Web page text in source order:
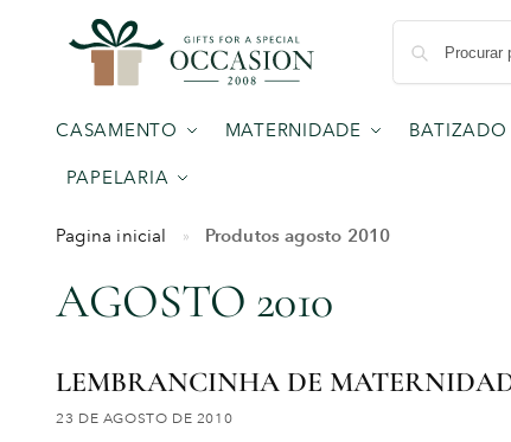
CASAMENTO MATERNIDADE BATIZADO
PAPELARIA
Pagina inicial » Produtos agosto 2010
AGOSTO 2010
LEMBRANCINHA DE
23 DE AGOSTO DE 2010